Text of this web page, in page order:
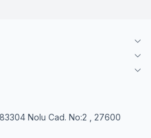
Nolu Cad. No:2 , 27600